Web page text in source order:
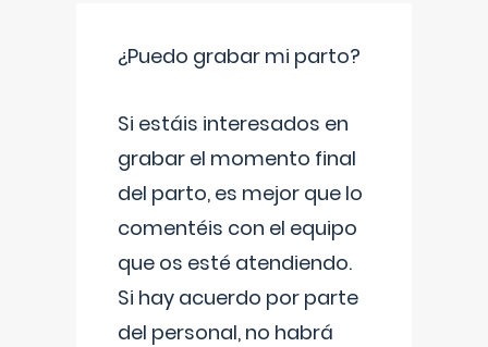
¿Puedo grabar mi parto?
Si estáis interesados en
grabar el momento final
del parto, es mejor que lo
comentéis con el equipo
que os esté atendiendo.
Si hay acuerdo por parte
del personal, no habrá